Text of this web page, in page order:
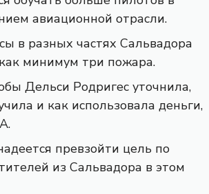
авиационной отрасли.
в разных частях Сальвадора
минимум три пожара.
Дельси Родригес уточнила,
и как использовала деньги,
превзойти цель по
из Сальвадора в этом